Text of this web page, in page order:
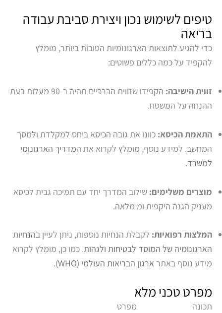
טיפים לשימוש נכון ויצירת סביבת עבודה
בריאה
כדי להגיע לתוצאות הארגונומיות הטובות ביותר, מומלץ
להקפיד על כמה כללים פשוטים:
זווית הישיבה:
הקפידו שזווית הברכיים תהיה ב-90 מעלות בעת
ההנחה על המשטח.
התאמת הכיסא: כוונו את גובה הכיסא ביחס למקלדת ולמסך
המחשב. למידע נוסף, מומלץ לקרוא את המדריך הארגונומי
למשרד.
מוצרים משלימים: שילוב המדרך יחד עם תמיכה גבית לכיסא
מעניק הגנה היקפית ומ מלאה.
המלצות רפואיות: לקבלת הנחיות נוספות, ניתן לעיין בהנחיות
הארגונומיה של המוסד לבטיחות ולגהות. כמו כן, מומלץ לקרוא
מידע נוסף באתר ארגון הבריאות העולמי (WHO) .
מפרט טכני מלא
תכונה
מפרט